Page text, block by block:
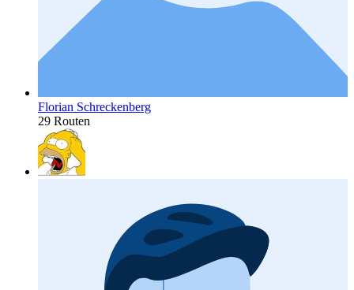
Florian Schreckenberg
29 Routen